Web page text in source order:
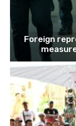
Foreign